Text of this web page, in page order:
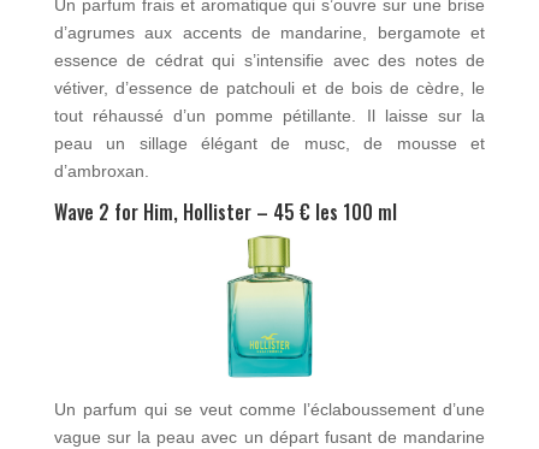
Un parfum frais et aromatique qui s’ouvre sur une brise
d’agrumes aux accents de mandarine, bergamote et
essence de cédrat qui s’intensifie avec des notes de
vétiver, d’essence de patchouli et de bois de cèdre, le
tout réhaussé d’un pomme pétillante. Il laisse sur la
peau un sillage élégant de musc, de mousse et
d’ambroxan.
Wave 2 for Him, Hollister – 45 € les 100 ml
Un parfum qui se veut comme l’éclaboussement d’une
vague sur la peau avec un départ fusant de mandarine